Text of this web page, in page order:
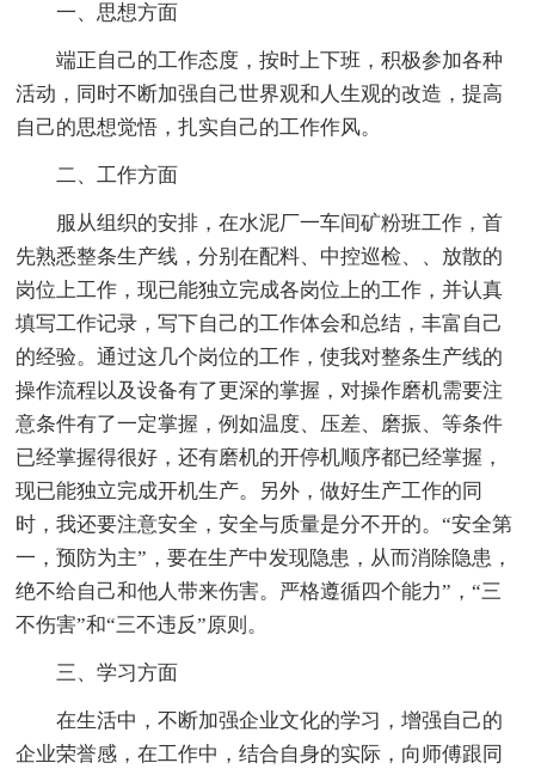
一、思想方面
端正自己的工作态度，按时上下班，积极参加各种
活动，同时不断加强自己世界观和人生观的改造，提高
自己的思想觉悟，扎实自己的工作作风。
二、工作方面
服从组织的安排，在水泥厂一车间矿粉班工作，首
先熟悉整条生产线，分别在配料、中控巡检、、放散的
岗位上工作，现已能独立完成各岗位上的工作，并认真
填写工作记录，写下自己的工作体会和总结，丰富自己
的经验。通过这几个岗位的工作，使我对整条生产线的
操作流程以及设备有了更深的掌握，对操作磨机需要注
意条件有了一定掌握，例如温度、压差、磨振、等条件
已经掌握得很好，还有磨机的开停机顺序都已经掌握，
现已能独立完成开机生产。另外，做好生产工作的同
时，我还要注意安全，安全与质量是分不开的。“安全第
一，预防为主”，要在生产中发现隐患，从而消除隐患，
绝不给自己和他人带来伤害。严格遵循四个能力”，“三
不伤害”和“三不违反”原则。
三、学习方面
在生活中，不断加强企业文化的学习，增强自己的
企业荣誉感，在工作中，结合自身的实际，向师傅跟同